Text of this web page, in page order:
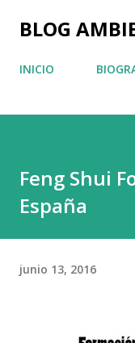
Ir
BLOG
INICIO
Feng Shui
España
junio 13, 2016